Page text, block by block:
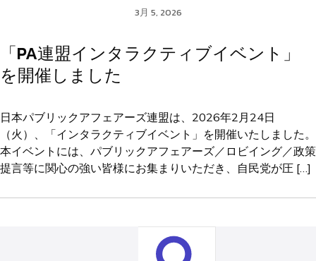
3月 5, 2026
「PA連盟インタラクティブイベント」
を開催しました
日本パブリックアフェアーズ連盟は、2026年2月24日
（火）、「インタラクティブイベント」を開催いたしました。
本イベントには、パブリックアフェアーズ／ロビイング／政策
提言等に関心の強い皆様にお集まりいただき、自民党が圧 […]